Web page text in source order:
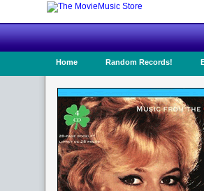
Home Random Records!